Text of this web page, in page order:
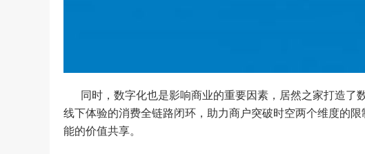
同时，数字化也是影响商业的重要因素，居然之家打造了
线下体验的消费全链路闭环，助力商户突破时空两个维度的
能的价值共享。